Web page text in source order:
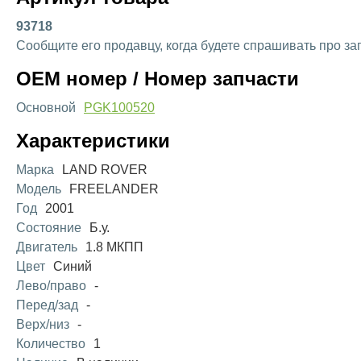
93718
Сообщите его продавцу, когда будете спрашивать про
OEM номер / Номер запчасти
Основной PGK100520
Характеристики
Марка
LAND ROVER
Модель
FREELANDER
Год
2001
Состояние
Б.у.
Двигатель
1.8 МКПП
Цвет Синий
Лево/право -
Перед/зад
-
Верх/низ -
Количество
1